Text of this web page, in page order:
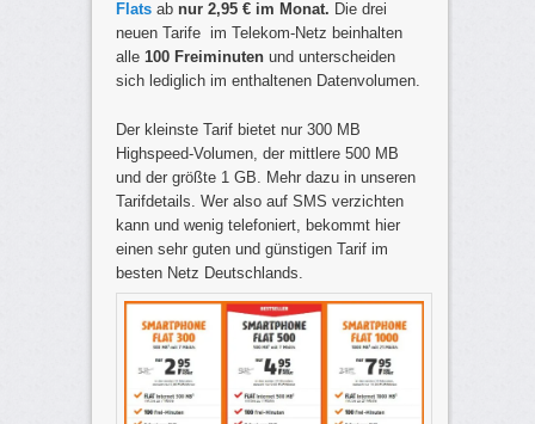
Flatsab nur 2,95 € im Monat. Die drei
neuen Tarife im Telekom-Netz beinhalten
alle 100 Freiminutenund unterscheiden
sich lediglich im enthaltenen Datenvolumen.
Der kleinste Tarif bietet nur 300 MB
Highspeed-Volumen, der mittlere 500 MB
und der größte 1 GB. Mehr dazu in unseren
Tarifdetails. Wer also auf SMS verzichten
kann und wenig telefoniert, bekommt hier
einen sehr guten und günstigen Tarif im
besten Netz Deutschlands.